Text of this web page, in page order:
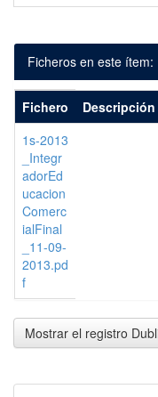
Ficheros en este ítem:
Fichero Descripción
1s-2013
_Integr
adorEd
ucacion
Comerc
ialFinal
_11-09-
2013.pd
f
Mostrar el registro